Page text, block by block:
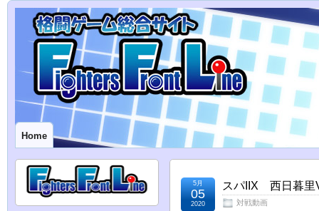
Home
スパIIX 西日暮
対戦動画
5月
05
2020